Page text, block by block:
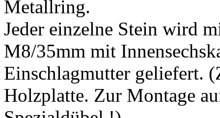
Metallring.
Jeder einzelne Stein wird
M8/35mm mit
Einschlagmutter geliefert.
Holzplatte. Zur Montage